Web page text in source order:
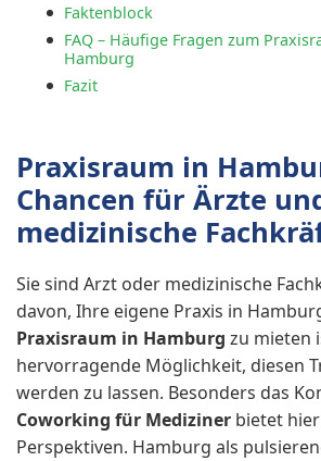
Faktenblock
FAQ – Häufige Fragen zum
Hamburg
Fazit
Praxisraum in
Chancen für Ärzte
medizinische
Sie sind Arzt oder medizinische
davon, Ihre eigene Praxis in
Praxisraum in Hamburg zu mieten
hervorragende Möglichkeit, diesen
werden zu lassen. Besonders das
Coworking für Mediziner bietet
Perspektiven. Hamburg als